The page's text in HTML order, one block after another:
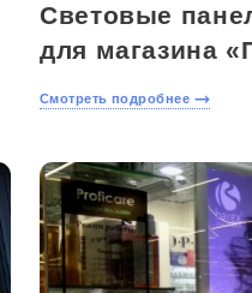
Световые
для магазина
Смотреть подробнее